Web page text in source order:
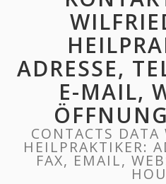
ADRESSE,
E-MAIL,
CONTACTS DATA
HEILPRAKTIKER:
FAX, EMAIL,